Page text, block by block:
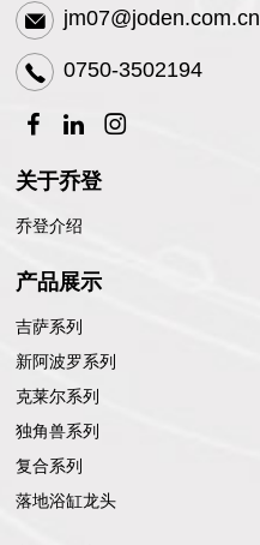
jm07@joden.com.cn
0750-3502194
关于乔登
乔登介绍
产品展示
吉萨系列
新阿波罗系列
克莱尔系列
独角兽系列
复合系列
落地浴缸龙头